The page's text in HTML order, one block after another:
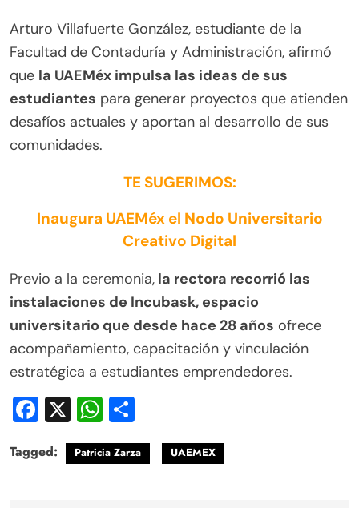
Arturo Villafuerte González, estudiante de la
Facultad de Contaduría y Administración, afirmó
que la UAEMéx impulsa las ideas de sus
estudiantes para generar proyectos que atienden
desafíos actuales y aportan al desarrollo de sus
comunidades.
TE SUGERIMOS:
Inaugura UAEMéx el Nodo Universitario
Creativo Digital
Previo a la ceremonia, la rectora recorrió las
instalaciones de Incubask, espacio
universitario que desde hace 28 años ofrece
acompañamiento, capacitación y vinculación
estratégica a estudiantes emprendedores.
Facebook
X WhatsApp
Tagged: Patricia Zarza UAEMEX